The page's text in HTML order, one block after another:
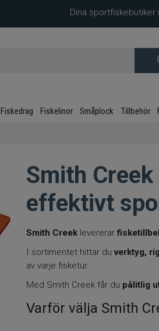
Dina sportfiskebutiker
Fiskedrag Fiskelinor Småplock Tillbehör
Smith
effektivt
Smith Creeklevererar
I sortimentet hittar du verktyg,
av varje fisketur.
Med Smith Creek får du pålitlig
Varför välja Smith